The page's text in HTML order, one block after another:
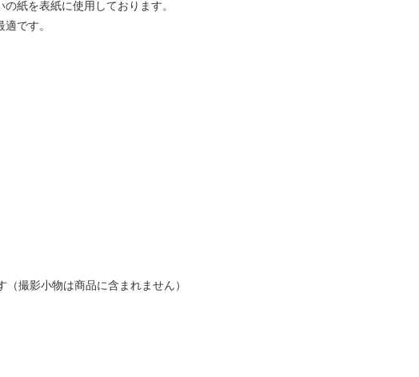
紙を表紙に使用しております。
です。
撮影小物は商品に含まれません）